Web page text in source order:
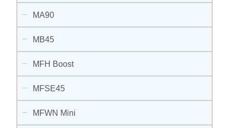
MA90
MB45
MFH Boost
MFSE45
MFWN Mini